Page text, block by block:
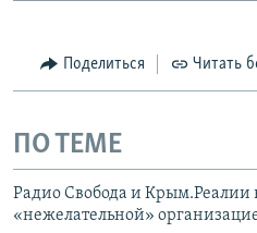
Поделиться Читать
ПО ТЕМЕ
Радио Свобода и Крым.Реалии
«нежелательной»